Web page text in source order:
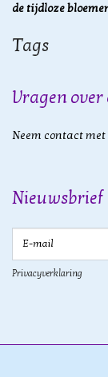
de tijdloze
Tags
Vragen
Neem contact
Nieuwsbrief
Privacyverklaring